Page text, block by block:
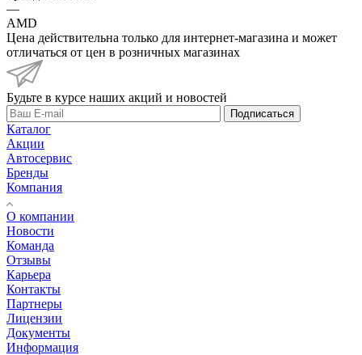
—
AMD
Цена действительна только для интернет-магазина и может
отличаться от цен в розничных магазинах
Будьте в курсе наших акций и новостей
Подписаться
Каталог
Акции
Автосервис
Бренды
Компания
О компании
Новости
Команда
Отзывы
Карьера
Контакты
Партнеры
Лицензии
Документы
Информация